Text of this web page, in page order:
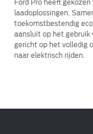
Ford Pro heeft
laadoplossingen.
toekomstbestendig
aansluit op het gebruik
gericht op het volledig
naar elektrisch rijden.